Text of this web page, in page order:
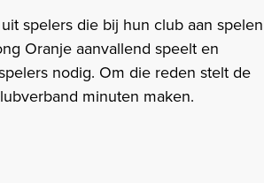
spelers die bij hun club aan spelen
Oranje aanvallend speelt en
nodig. Om die reden stelt de
minuten maken.